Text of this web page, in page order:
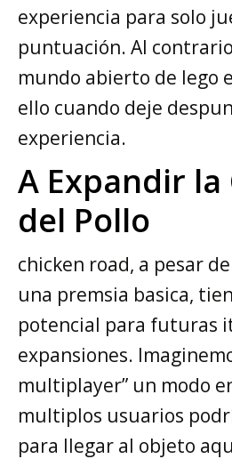
experiencia para solo
puntuación. Al
mundo abierto de lego
ello cuando deje
experiencia.
A Expandir la
del Pollo
chicken road, a pesar
una premsia basica,
potencial para futuras
expansiones.
multiplayer” un modo
multiplos usuarios
para llegar al objeto